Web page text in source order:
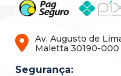
Av. Augusto de
Maletta 30190-
Segurança: